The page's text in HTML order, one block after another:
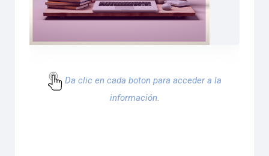
Da clic en cada boton para acceder a la
información.